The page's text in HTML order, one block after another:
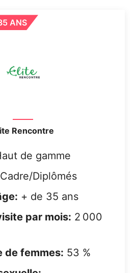
ANS
Rencontre
de gamme
Diplômés
+ de 35 ans
par mois: 2 000
de femmes: 53 %